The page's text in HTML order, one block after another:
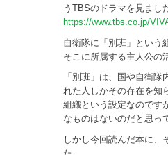
うTBSのドラマを見まし
https://www.tbs.co.jp/
自衛隊に「別班」という
そこに所属する主人公の
「別班」は、国や自衛隊
れた人しかその存在を知
組織という設定なのです
なものはないのだと思っ
しかし今回読んだ本に、